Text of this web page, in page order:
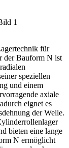
für
der Bauform N ist
speziellen
und einem
axiale
eignet es
der Welle.
bieten eine lange
N ermöglicht